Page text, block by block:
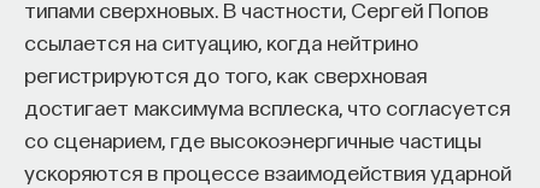
типами сверхновых. В частности, Сергей Попов
ссылается на ситуацию, когда нейтрино
регистрируются до того, как сверхновая
достигает максимума всплеска, что согласуется
со сценарием, где высокоэнергичные частицы
ускоряются в процессе взаимодействия ударной